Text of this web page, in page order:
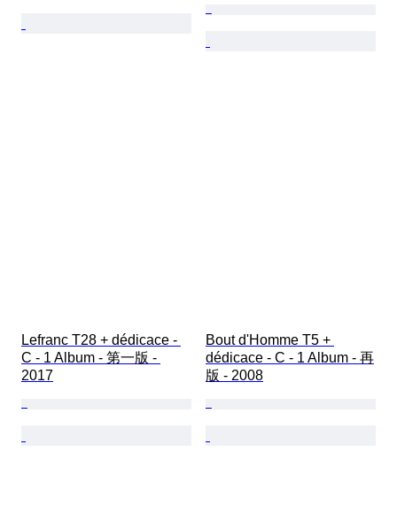
Lefranc T28 + dédicace -
C - 1 Album - 第一版 -
2017
Bout d'Homme T5 +
dédicace - C - 1 Album - 再
版 - 2008